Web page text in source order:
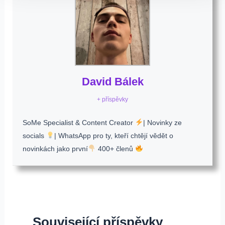
David Bálek
+ příspěvky
SoMe Specialist & Content Creator
| Novinky ze
socials
| WhatsApp pro ty, kteří chtějí vědět o
novinkách jako první
400+ členů
Související příspěvky